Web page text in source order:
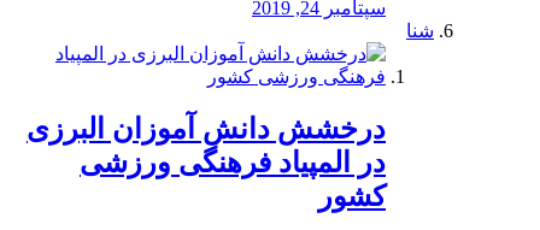
سپتامبر 24, 2019
شنا
درخشش دانش آموزان البرزی
در المپیاد فرهنگی ورزشی
کشور